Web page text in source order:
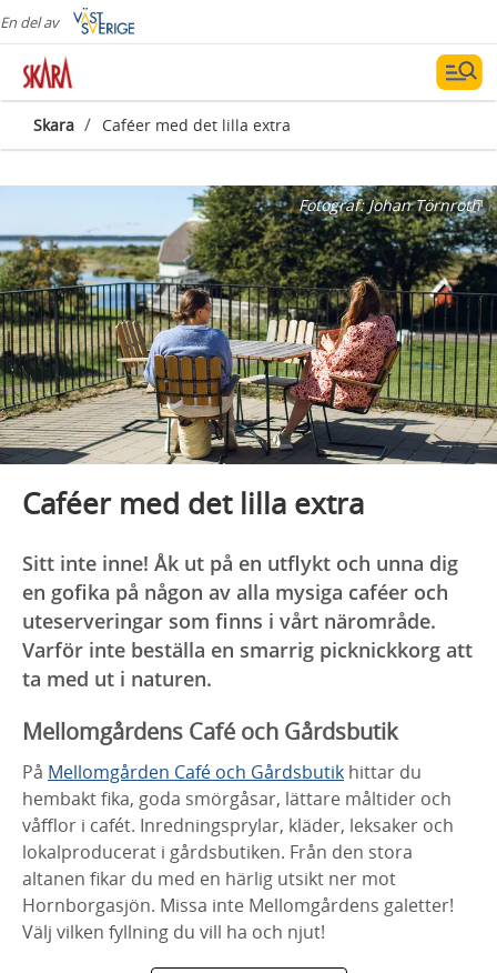
En del av
Skara / Caféer med det lilla extra
Fotograf:Johan Törnroth
Caféer med det lilla extra
Sitt inte inne! Åk ut på en utflykt och unna dig
en gofika på någon av alla mysiga caféer och
uteserveringar som finns i vårt närområde.
Varför inte beställa en smarrig picknickkorg att
ta med ut i naturen.
Mellomgårdens Café och Gårdsbutik
På Mellomgården Café och Gårdsbutik hittar du
hembakt fika, goda smörgåsar, lättare måltider och
våfflor i cafét. Inredningsprylar, kläder, leksaker och
lokalproducerat i gårdsbutiken. Från den stora
altanen fikar du med en härlig utsikt ner mot
Hornborgasjön. Missa inte Mellomgårdens galetter!
Välj vilken fyllning du vill ha och njut!